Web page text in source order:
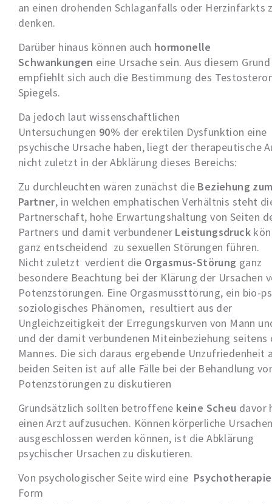
an einen drohenden Schlaganfalls oder Herzinfarkts
denken.
Darüber hinaus können auch hormonelle
Schwankungen eine Ursache sein. Aus diesem Grund
empfiehlt sich auch die Bestimmung des
Spiegels.
Da jedoch laut wissenschaftlichen
Untersuchungen 90% der erektilen Dysfunktion eine
psychische Ursache haben, liegt der therapeutische
nicht zuletzt in der Abklärung dieses Bereichs:
Zu durchleuchten wären zunächst die Beziehung
Partner, in welchen emphatischen Verhältnis steht
Partnerschaft, hohe Erwartungshaltung von Seiten
Partners und damit verbundener Leistungsdruck
ganz entscheidend zu sexuellen Störungen führen.
Nicht zuletzt verdient die Orgasmus-Störung ganz
besondere Beachtung bei der Klärung der Ursachen
Potenzstörungen. Eine Orgasmussttörung, ein bio-
soziologisches Phänomen, resultiert aus der
Ungleichzeitigkeit der Erregungskurven von Mann
und der damit verbundenen Miteinbeziehung seitens
Mannes. Die sich daraus ergebende Unzufriedenheit
beiden Seiten ist auf alle Fälle bei der Behandlung
Potenzstörungen zu diskutieren
Grundsätzlich sollten betroffene keine Scheu davor
einen Arzt aufzusuchen. Können körperliche
ausgeschlossen werden können, ist die Abklärung
psychischer Ursachen zu diskutieren.
Von psychologischer Seite wird eine
Form